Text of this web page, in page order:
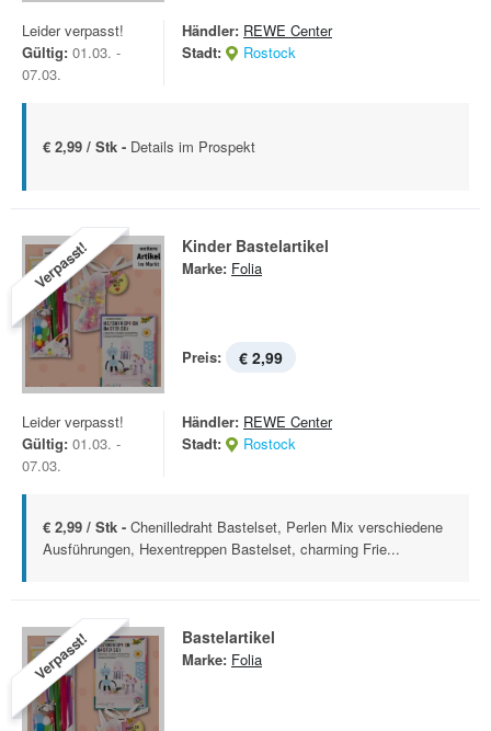
Leider verpasst!
Gültig: 01.03. -
07.03.
Händler: REWE Center
Stadt:
Rostock
€ 2,99 / Stk - Details im Prospekt
Verpasst! Kinder Bastelartikel
Marke: Folia
Preis: € 2,99
Leider verpasst!
Gültig: 01.03. -
07.03.
Händler: REWE Center
Stadt:
Rostock
€ 2,99 / Stk - Chenilledraht Bastelset, Perlen Mix verschiedene
Ausführungen, Hexentreppen Bastelset, charming Frie...
Verpasst! Bastelartikel
Marke: Folia